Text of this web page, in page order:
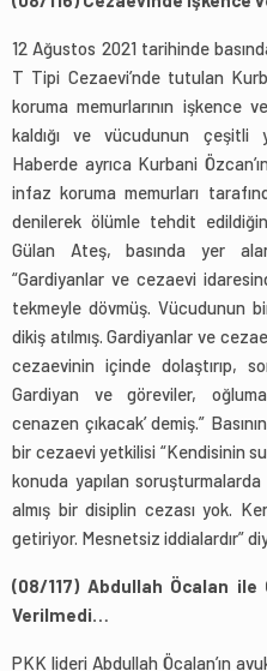
12 Ağustos 2021 tarihinde
T Tipi Cezaevi’nde tutulan
koruma memurlarının işkence
kaldığı ve vücudunun çeşitli
Haberde ayrıca Kurbani
infaz koruma memurları
denilerek ölümle tehdit
Gülan Ateş, basında yer
“Gardiyanlar ve cezaevi
tekmeyle dövmüş. Vücudunun
dikiş atılmış. Gardiyanlar ve
cezaevinin içinde dolaştırıp,
Gardiyan ve göreviler,
cenazen çıkacak’ demiş.”
bir cezaevi yetkilisi “Kendisinin
konuda yapılan
almış bir disiplin cezası yok.
getiriyor. Mesnetsiz iddialardır”
(08/117) Abdullah Öcalan ile
Verilmedi…
PKK lideri Abdullah Öcalan’ın